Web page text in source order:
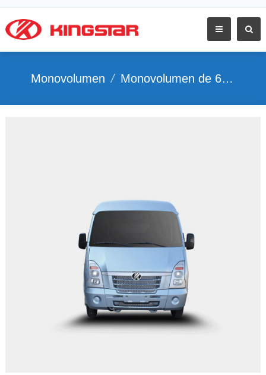
Monovolumen / Monovolumen de 6-11 plazas